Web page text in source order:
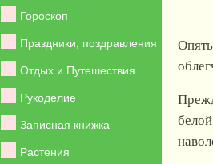
Гороскоп
Праздники, поздравления
Отдых и Путешествия
Рукоделие
Записная книжка
Растения